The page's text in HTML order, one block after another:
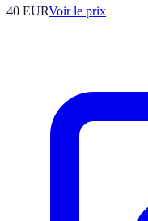
40 EURVoir le prix